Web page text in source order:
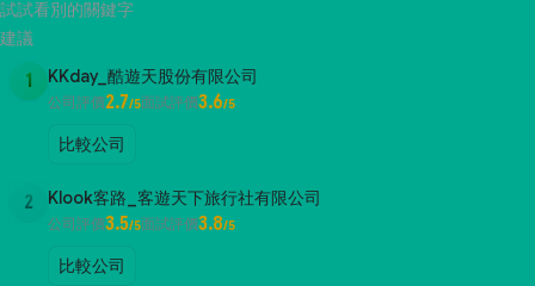
試試看別的關鍵字
建議
1 KKday_酷遊天股份有限公司
公司評價2.7/5面試評價3.6/5
比較公司
2 Klook客路_客遊天下旅行社有限公司
公司評價3.5/5面試評價3.8/5
比較公司